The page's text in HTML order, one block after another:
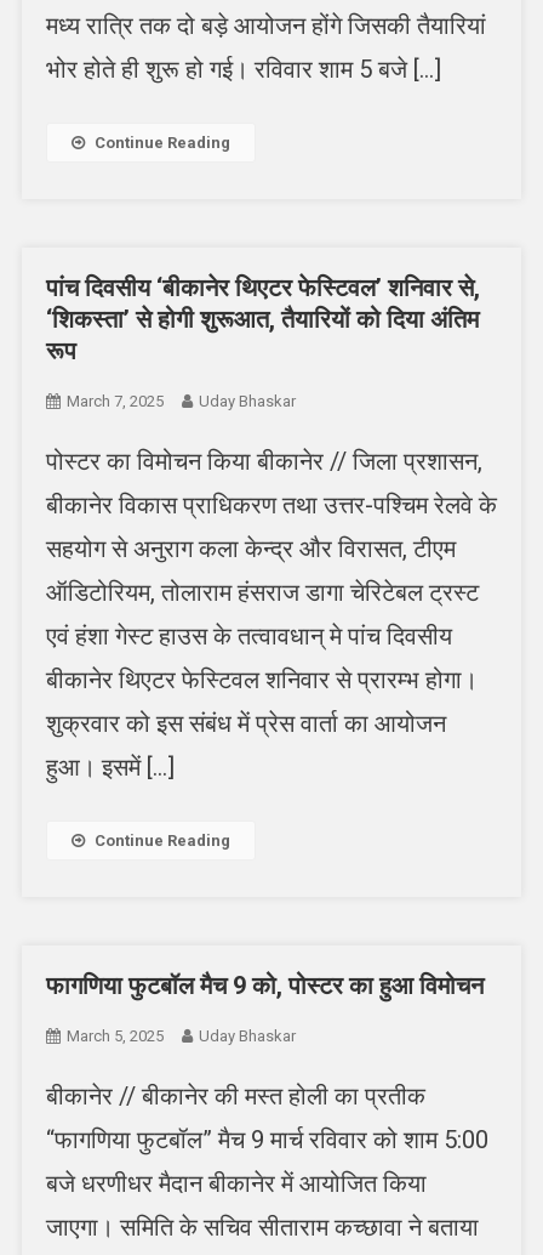
मध्य रात्रि तक दो बड़े आयोजन होंगे जिसकी तैयारियां
भोर होते ही शुरू हो गई। रविवार शाम 5 बजे […]
Continue Reading
पांच दिवसीय ‘बीकानेर थिएटर फेस्टिवल’ शनिवार से,
‘शिकस्ता’ से होगी शुरूआत, तैयारियों को दिया अंतिम
रूप
March 7, 2025 Uday Bhaskar
पोस्टर का विमोचन किया बीकानेर // जिला प्रशासन,
बीकानेर विकास प्राधिकरण तथा उत्तर-पश्चिम रेलवे के
सहयोग से अनुराग कला केन्द्र और विरासत, टीएम
ऑडिटोरियम, तोलाराम हंसराज डागा चेरिटेबल ट्रस्ट
एवं हंशा गेस्ट हाउस के तत्वावधान् मे पांच दिवसीय
बीकानेर थिएटर फेस्टिवल शनिवार से प्रारम्भ होगा।
शुक्रवार को इस संबंध में प्रेस वार्ता का आयोजन
हुआ। इसमें […]
Continue Reading
फागणिया फुटबॉल मैच 9 को, पोस्टर का हुआ विमोचन
March 5, 2025 Uday Bhaskar
बीकानेर // बीकानेर की मस्त होली का प्रतीक
“फागणिया फुटबॉल” मैच 9 मार्च रविवार को शाम 5:00
बजे धरणीधर मैदान बीकानेर में आयोजित किया
जाएगा। समिति के सचिव सीताराम कच्छावा ने बताया